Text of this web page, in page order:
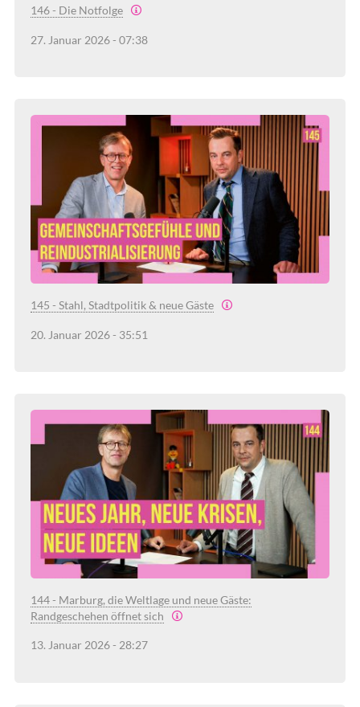
146 - Die Notfolge
27. Januar 2026 - 07:38
145 - Stahl, Stadtpolitik & neue Gäste
20. Januar 2026 - 35:51
144 - Marburg, die Weltlage und neue Gäste:
Randgeschehen öffnet sich
13. Januar 2026 - 28:27